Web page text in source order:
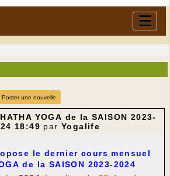
Poster une nouvelle
YOGA de la SAISON 2023-
18:49 par Yogalife
le dernier cours mensuel
de la SAISON 2023-2024